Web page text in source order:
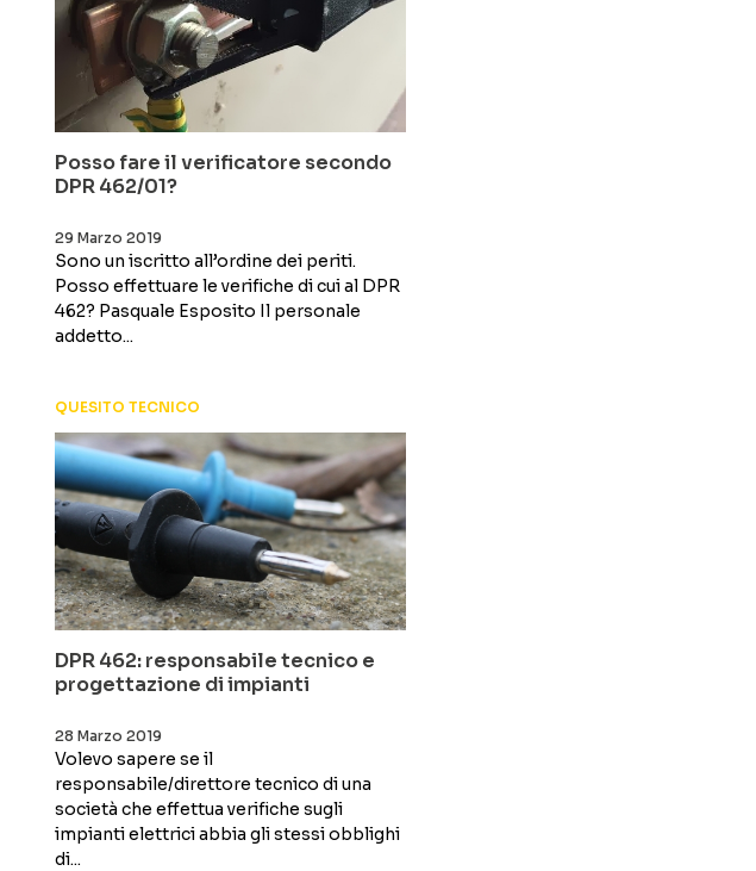
Posso fare il verificatore secondo
DPR 462/01?
29 Marzo 2019
Sono un iscritto all’ordine dei periti.
Posso effettuare le verifiche di cui al DPR
462? Pasquale Esposito Il personale
addetto...
QUESITO TECNICO
DPR 462: responsabile tecnico e
progettazione di impianti
28 Marzo 2019
Volevo sapere se il
responsabile/direttore tecnico di una
società che effettua verifiche sugli
impianti elettrici abbia gli stessi obblighi
di...